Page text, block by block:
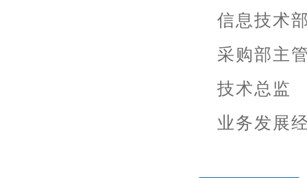
信息技术
采购部主
技术总监
业务发展